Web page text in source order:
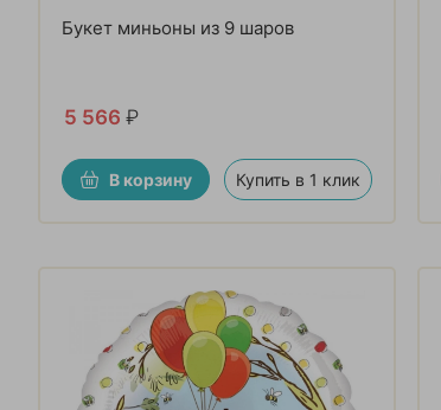
Букет миньоны из 9 шаров
5 566 ₽
В корзину Купить в 1 клик